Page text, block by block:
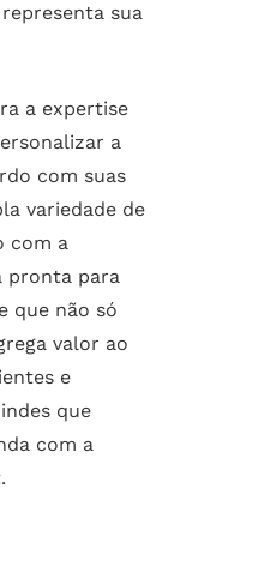
sua
a expertise
a
com suas
variedade de
com a
pronta para
que não só
valor ao
e
que
com a